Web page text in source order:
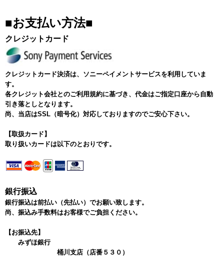
■お支払い方法■
クレジットカード
クレジットカード決済は、ソニーペイメントサービスを利用していま
す。
各クレジット会社とのご利用規約に基づき、代金はご指定口座から自動
引き落としとなります。
尚、当店はSSL（暗号化）対応しておりますのでご安心下さい。
【取扱カード】
取り扱いカードは以下のとおりです。
銀行振込
銀行振込は前払い（先払い）でお願い致します。
尚、振込み手数料はお客様でご負担ください。
【お振込先】
みずほ銀行
桶川支店（店番５３０）